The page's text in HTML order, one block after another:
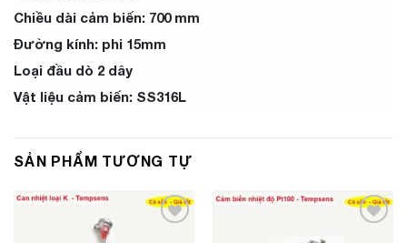
Chiều dài cảm biến: 700 mm
Đường kính: phi 15mm
Loại đầu dò 2 dây
Vật liệu cảm biến: SS316L
SẢN PHẨM TƯƠNG TỰ